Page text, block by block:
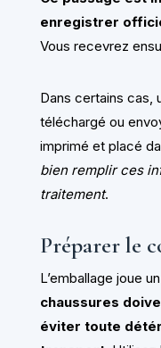
enregistrer
Vous recevrez
Dans certains cas,
téléchargé ou
imprimé et placé
bien remplir ces
traitement.
Préparer le
L’emballage joue
chaussures
éviter toute